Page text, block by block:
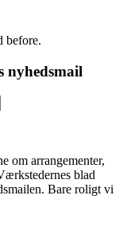
before.
nyhedsmail
om arrangementer,
blad
Bare roligt vi